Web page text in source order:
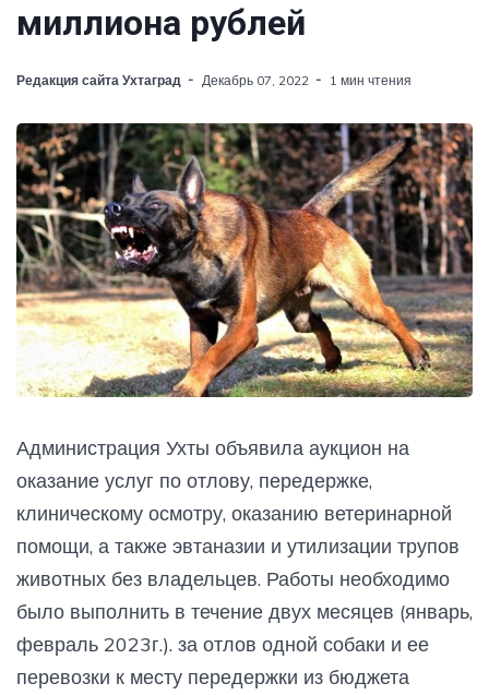
миллиона рублей
Редакция сайта Ухтаград Декабрь 07, 2022 1 мин чтения
Администрация Ухты объявила аукцион на
оказание услуг по отлову, передержке,
клиническому осмотру, оказанию ветеринарной
помощи, а также эвтаназии и утилизации трупов
животных без владельцев. Работы необходимо
было выполнить в течение двух месяцев (январь,
февраль 2023г.). за отлов одной собаки и ее
перевозки к месту передержки из бюджета